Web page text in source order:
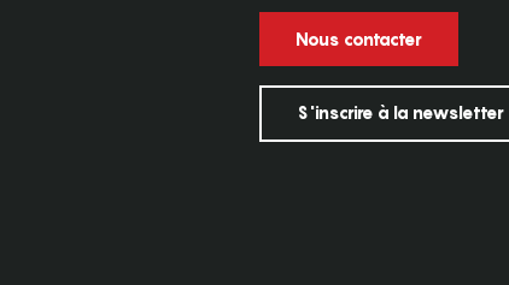
Nous contacter
S'inscrire à la newsletter